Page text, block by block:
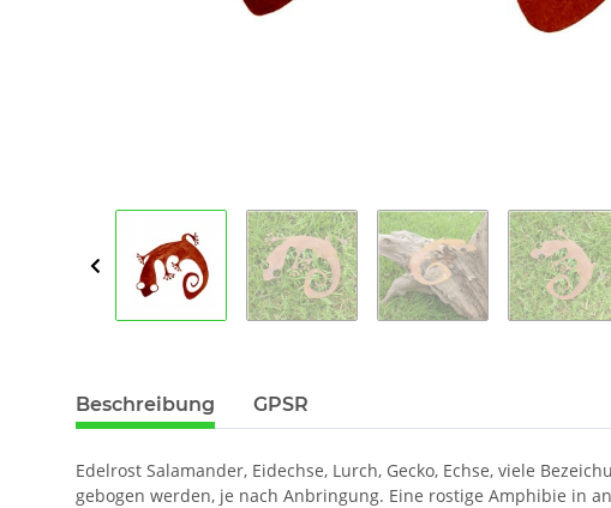
Beschreibung GPSR
Edelrost Salamander, Eidechse, Lurch, Gecko, Echse, viele
gebogen werden, je nach Anbringung. Eine rostige Amphibie in